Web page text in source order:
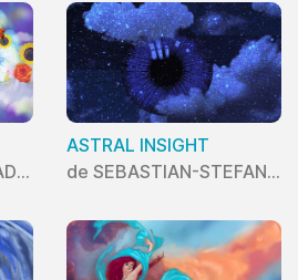
de POPOVICI IOANA ADRIANA
ASTRAL INSIGHT
de SEBASTIAN-STEFAN AONCIOAIE